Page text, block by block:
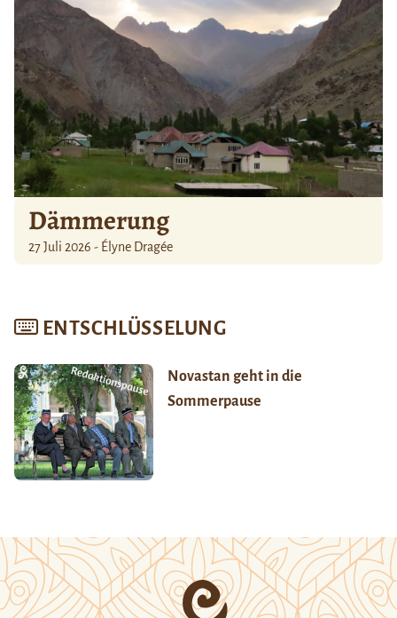
Dämmerung
27 Juli 2026 - Élyne Dragée
ENTSCHLÜSSELUNG
Novastan geht in die
Sommerpause